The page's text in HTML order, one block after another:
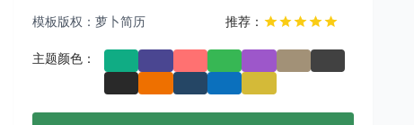
模板版权：萝卜简历
推荐：
主题颜色：